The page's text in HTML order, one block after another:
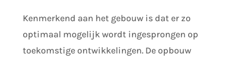
Kenmerkend aan het gebouw is dat er zo
optimaal mogelijk wordt ingesprongen op
toekomstige ontwikkelingen. De opbouw